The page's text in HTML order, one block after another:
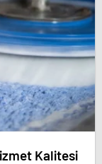
Kalitesi